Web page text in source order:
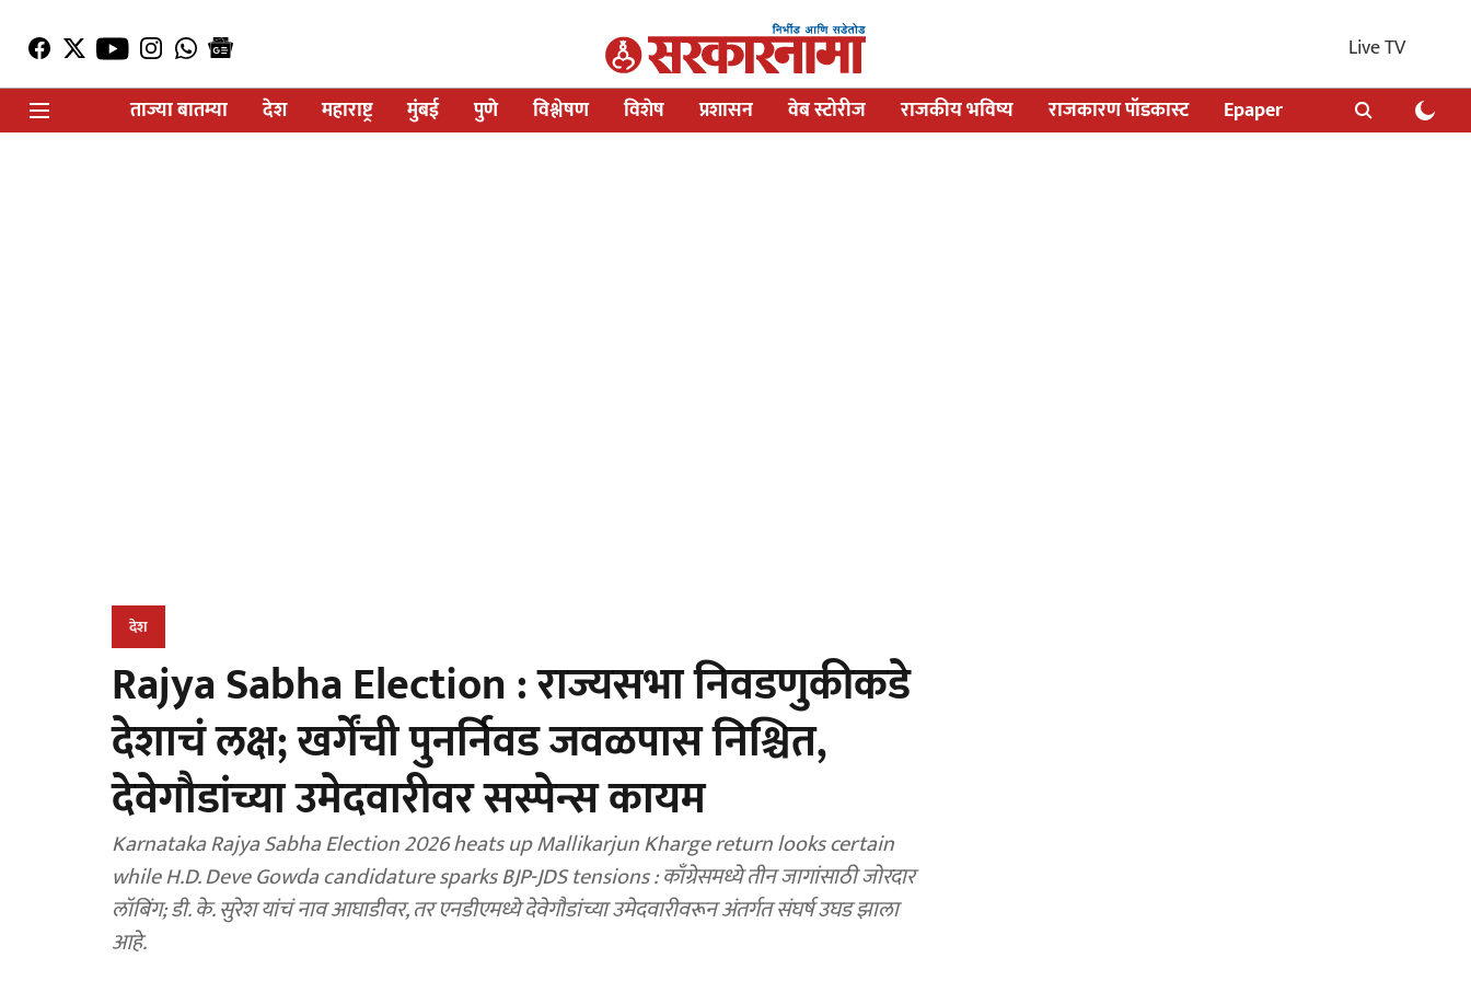
Live TV
ताज्या बातम्या
देश महाराष्ट्र मुंबई पुणे विश्लेषण विशेष प्रशासन वेब स्टोरीज राजकीय भविष्य राजकारण पॉडकास्ट Epaper
देश
Rajya Sabha Election : राज्यसभा निवडणुकीकडे
देशाचं लक्ष; खर्गेंची पुनर्निवड जवळपास निश्चित,
देवेगौडांच्या उमेदवारीवर सस्पेन्स कायम
Karnataka Rajya Sabha Election 2026 heats up Mallikarjun Kharge return looks certain
while H.D. Deve Gowda candidature sparks BJP-JDS tensions : काँग्रेसमध्ये तीन जागांसाठी जोरदार
लॉबिंग; डी. के. सुरेश यांचं नाव आघाडीवर, तर एनडीएमध्ये देवेगौडांच्या उमेदवारीवरून अंतर्गत संघर्ष उघड झाला
आहे.